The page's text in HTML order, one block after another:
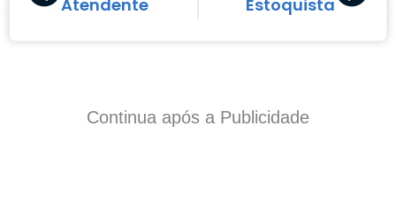
Atendente Estoquista
Continua após a Publicidade